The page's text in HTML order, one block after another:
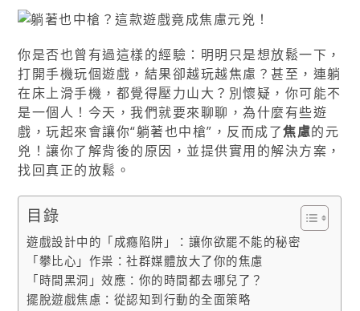
你是否也曾有過這樣的經驗：明明只是想放鬆一下，
打開手機玩個遊戲，結果卻越玩越焦慮？甚至，連躺
在床上滑手機，都覺得壓力山大？別懷疑，你可能不
是一個人！今天，我們就要來聊聊，為什麼有些遊
戲，玩起來會讓你“躺著也中槍”，反而成了焦慮的元
兇！讓你了解背後的原因，並提供實用的解決方案，
找回真正的放鬆。
目錄
遊戲設計中的「成癮陷阱」：讓你欲罷不能的秘密
「攀比心」作祟：社群媒體放大了你的焦慮
「時間黑洞」效應：你的時間都去哪兒了？
擺脫遊戲焦慮：從認知到行動的全面策略